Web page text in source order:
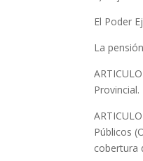
El Poder
La
Provincial.
Públicos
cobertura